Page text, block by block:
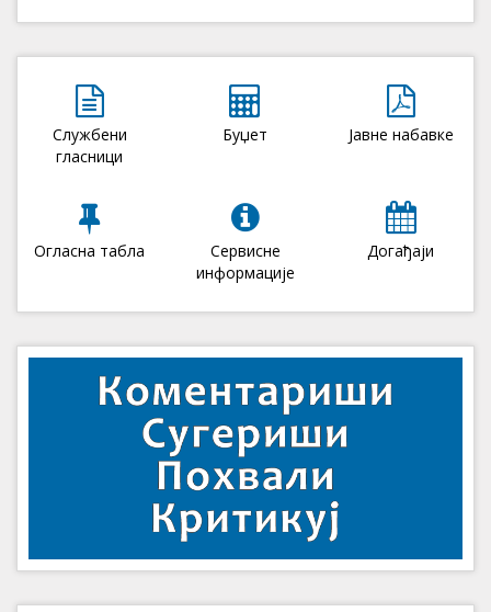
Службени
гласници
Буџет Јавне набавке
Огласна табла
Сервисне
информације
Догађаји